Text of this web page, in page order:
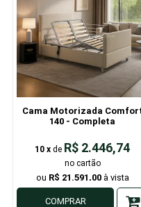
Cama Motorizada
140 - Completa
10 x de R$ 2.446,74
R$ 21.591,00
COMPRAR